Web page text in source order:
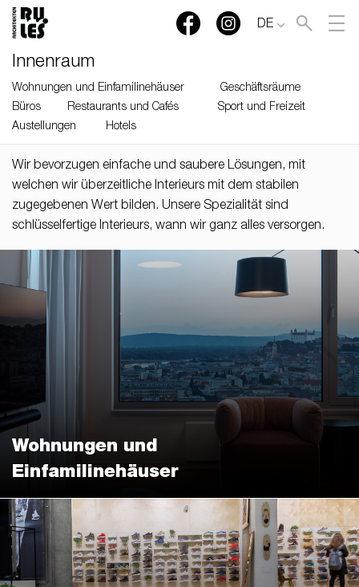
DE
Innenraum
Wohnungen und Einfamilinehäuser
Geschäftsräume
Büros
Restaurants und Cafés
Sport und Freizeit
Austellungen
Hotels
Wir bevorzugen einfache und saubere Lösungen, mit
welchen wir überzeitliche Interieurs mit dem stabilen
zugegebenen Wert bilden. Unsere Spezialität sind
schlüsselfertige Interieurs, wann wir ganz alles versorgen.
Wohnungen und
Einfamilinehäuser